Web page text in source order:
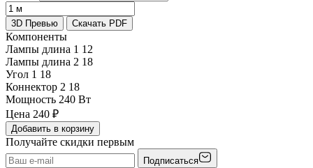
3D Превью Скачать PDF
Компоненты
Лампы длина 1 12
Лампы длина 2 18
Угол 1 18
Коннектор 2 18
Мощность 240 Вт
Цена 240 ₽
Добавить в корзину
Получайте скидки первым
Подписаться